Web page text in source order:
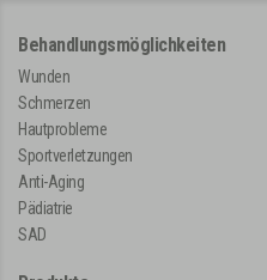
Behandlungsmöglichkeiten
Wunden
Schmerzen
Hautprobleme
Sportverletzungen
Anti-Aging
Pädiatrie
SAD